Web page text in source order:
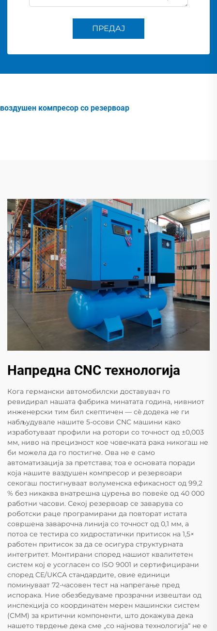
ПРЕДАЈ
воздушен компресор со резервоар
Напредна CNC технологија
Кога германски автомобилски доставувач го
ревидирал нашата фабрика минатата година, нивниот
инженерски тим бил скептичен — сè додека не ги
набљудувале нашите 5-осови CNC машини како
изработуваат профили на ротори со точност од ±0,003
мм, ниво на прецизност кое човечката рака никогаш не
би можела да го постигне. Ова не е само
автоматизација за претстава; тоа е основата поради
која нашите ваздушен компресор и резервоари
секогаш постигнуваат волуменска ефикасност од 99,2
% без никаква внатрешна цурења во повеќе од 40 000
работни часови. Секој резервоар се заварува со
роботски раце програмирани да повторат истата
совршена заварочна линија со точност од 0,1 мм, а
потоа се тестира со хидростатички притисок на 1,5×
работен притисок за да се осигура структурната
интегритет. Монтирани според нашиот квалитетен
систем кој е усогласен со ISO 9001 и сертифицирани
според CE/UKCA стандардите, овие единици
поминуваат 72-часовен тест на напрегање пред
испорака. Ние обезбедуваме прозрачни извештаи од
инспекција со координатен мерен машински систем
(CMM) за критични компоненти, што докажува дека
нашето тврдење дека сме „со најнова технологија“ не е